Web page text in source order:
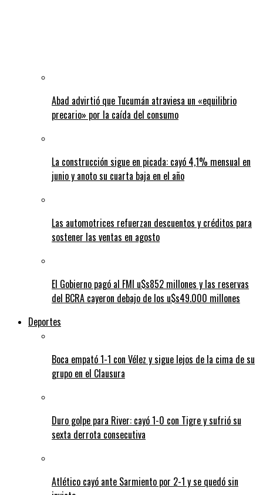
Abad advirtió que Tucumán atraviesa un «equilibrio
precario» por la caída del consumo
La construcción sigue en picada: cayó 4,1% mensual en
junio y anoto su cuarta baja en el año
Las automotrices refuerzan descuentos y créditos para
sostener las ventas en agosto
El Gobierno pagó al FMI u$s852 millones y las reservas
del BCRA cayeron debajo de los u$s49.000 millones
Deportes
Boca empató 1-1 con Vélez y sigue lejos de la cima de su
grupo en el Clausura
Duro golpe para River: cayó 1-0 con Tigre y sufrió su
sexta derrota consecutiva
Atlético cayó ante Sarmiento por 2-1 y se quedó sin